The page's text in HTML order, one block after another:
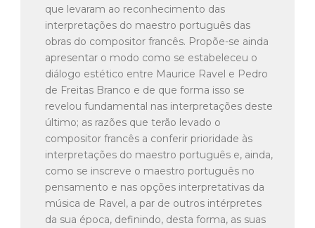
que levaram ao reconhecimento das
interpretações do maestro português das
obras do compositor francês. Propõe-se ainda
apresentar o modo como se estabeleceu o
diálogo estético entre Maurice Ravel e Pedro
de Freitas Branco e de que forma isso se
revelou fundamental nas interpretações deste
último; as razões que terão levado o
compositor francês a conferir prioridade às
interpretações do maestro português e, ainda,
como se inscreve o maestro português no
pensamento e nas opções interpretativas da
música de Ravel, a par de outros intérpretes
da sua época, definindo, desta forma, as suas